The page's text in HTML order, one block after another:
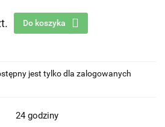
Do koszyka
jest tylko dla zalogowanych
24 godziny